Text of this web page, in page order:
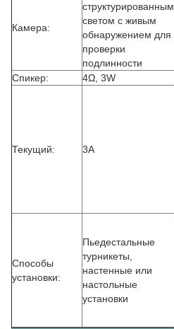
Камера:
структурированным
светом с живым
обнаружением для
проверки
подлинности
Спикер: 4Ω, 3W
Текущий: 3А
Способы
установки:
Пьедестальные
турникеты,
настенные или
настольные
установки